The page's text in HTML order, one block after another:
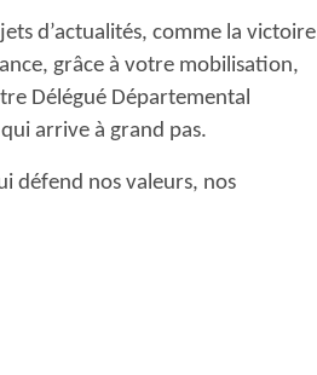
d’actualités, comme la victoire
grâce à votre mobilisation,
Délégué Départemental
arrive à grand pas.
défend nos valeurs, nos